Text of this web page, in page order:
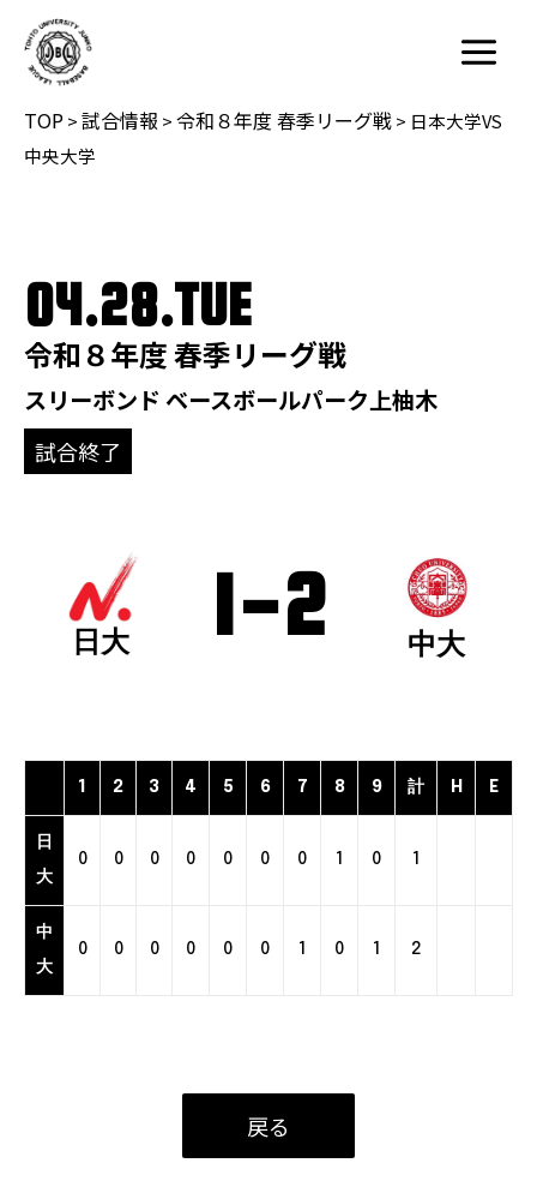
Main
Menu
TOP>試合情報 >令和８年度 春季リーグ戦> 日本大学VS
中央大学
04.28.TUE
令和８年度 春季リーグ戦
スリーボンド ベースボールパーク上柚木
試合終了
日大 1-2 中大
1 2 3 4 5 6 7 8 9 計 H E
日
大
0 0 0 0 0 0 0 1 0 1
中
大
0 0 0 0 0 0 1 0 1 2
戻る